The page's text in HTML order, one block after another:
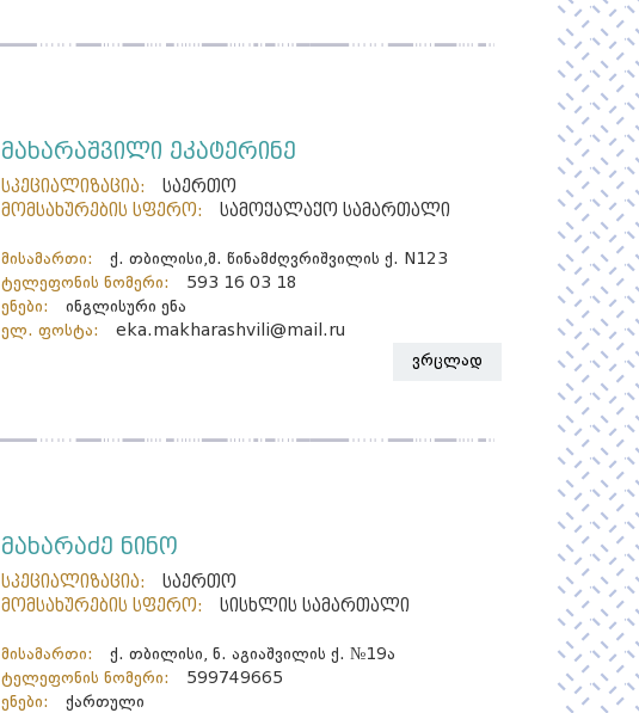
მახარაშვილი ეკატერინე
სპეციალიზაცია:
საერთო
მომსახურების სფერო:
სამოქალაქო სამართალი
მისამართი:
ქ. თბილისი,მ. წინამძღვრიშვილის ქ. N123
ტელეფონის ნომერი:
593 16 03 18
ენები:
ინგლისური ენა
ელ. ფოსტა:
eka.makharashvili@mail.ru
ვრცლად
მახარაძე ნინო
სპეციალიზაცია:
საერთო
მომსახურების სფერო:
სისხლის სამართალი
მისამართი:
ქ. თბილისი, ნ. აგიაშვილის ქ. №19ა
ტელეფონის ნომერი:
599749665
ენები:
ქართული